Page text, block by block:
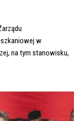
w
na tym stanowisku,